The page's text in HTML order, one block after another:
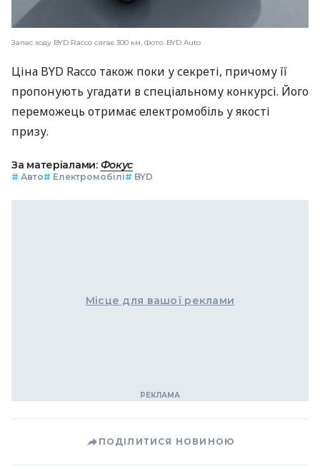
Запас ходу BYD Racco сягає 300 км, Фото: BYD Auto
Ціна BYD Racco також поки у секреті, причому її
пропонують угадати в спеціальному конкурсі. Його
переможець отримає електромобіль у якості
призу.
За матеріалами: Фокус
# Авто# Електромобілі# BYD
Місце для вашої реклами
ПОДІЛИТИСЯ НОВИНОЮ